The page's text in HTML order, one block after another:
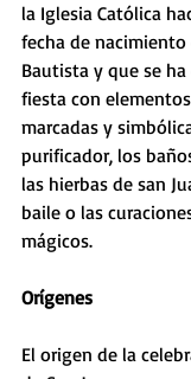
la Iglesia Católica
fecha de nacimiento
Bautista y que se
fiesta con
marcadas y
purificador, los
las hierbas de san
baile o las
mágicos.
Orígenes
El origen de la